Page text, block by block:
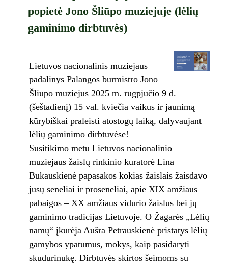
popietė Jono Šliūpo muziejuje (lėlių
gaminimo dirbtuvės)
Lietuvos nacionalinis muziejaus
padalinys Palangos burmistro Jono
Šliūpo muziejus 2025 m. rugpjūčio 9 d.
(šeštadienį) 15 val. kviečia vaikus ir jaunimą
kūrybiškai praleisti atostogų laiką, dalyvaujant
lėlių gaminimo dirbtuvėse!
Susitikimo metu Lietuvos nacionalinio
muziejaus žaislų rinkinio kuratorė Lina
Bukauskienė papasakos kokias žaislais žaisdavo
jūsų seneliai ir proseneliai, apie XIX amžiaus
pabaigos – XX amžiaus vidurio žaislus bei jų
gaminimo tradicijas Lietuvoje. O Žagarės „Lėlių
namų“ įkūrėja Aušra Petrauskienė pristatys lėlių
gamybos ypatumus, mokys, kaip pasidaryti
skudurinukę. Dirbtuvės skirtos šeimoms su